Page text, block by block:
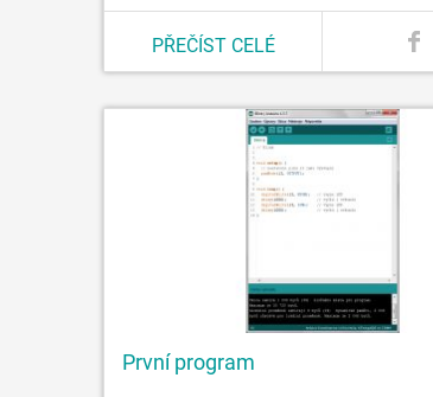
PŘEČÍST CELÉ
První program